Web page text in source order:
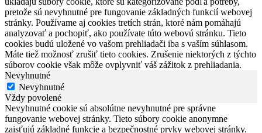
pretože sú nevyhnutné pre fungovanie základných funkcií webovej
stránky. Používame aj cookies tretích strán, ktoré nám pomáhajú
analyzovať a pochopiť, ako používate túto webovú stránku. Tieto
cookies budú uložené vo vašom prehliadači iba s vaším súhlasom.
Máte tiež možnosť zrušiť tieto cookies. Zrušenie niektorých z týchto
súborov cookie však môže ovplyvniť váš zážitok z prehliadania.
Nevyhnutné
Nevyhnutné
Vždy povolené
Nevyhnutné cookie sú absolútne nevyhnutné pre správne
fungovanie webovej stránky. Tieto súbory cookie anonymne
zaisťujú základné funkcie a bezpečnostné prvky webovej stránky.